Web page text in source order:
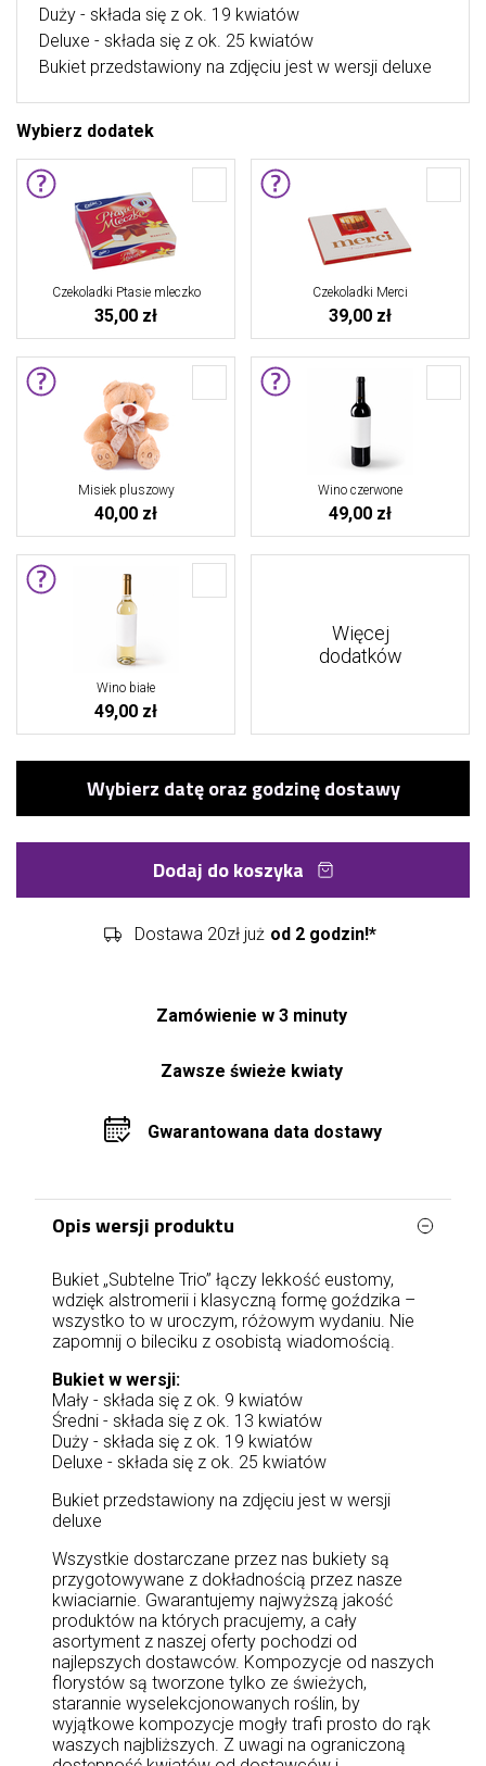
Duży - składa się z ok. 19 kwiatów
Deluxe - składa się z ok. 25 kwiatów
Bukiet przedstawiony na zdjęciu jest w wersji deluxe
Wybierz dodatek
Czekoladki Ptasie mleczko
35,00 zł
Czekoladki Merci
39,00 zł
Misiek pluszowy
40,00 zł
Wino czerwone
49,00 zł
Wino białe
49,00 zł
Więcej
dodatków
Dodaj do koszyka
Dostawa 20zł już od 2 godzin!*
Zamówienie w 3 minuty
Zawsze świeże kwiaty
Gwarantowana data dostawy
Opis wersji produktu
Bukiet „Subtelne Trio” łączy lekkość eustomy,
wdzięk alstromerii i klasyczną formę goździka –
wszystko to w uroczym, różowym wydaniu. Nie
zapomnij o bileciku z osobistą wiadomością.
Bukiet w wersji:
Mały - składa się z ok. 9 kwiatów
Średni - składa się z ok. 13 kwiatów
Duży - składa się z ok. 19 kwiatów
Deluxe - składa się z ok. 25 kwiatów
Bukiet przedstawiony na zdjęciu jest w wersji
deluxe
Wszystkie dostarczane przez nas bukiety są
przygotowywane z dokładnością przez nasze
kwiaciarnie. Gwarantujemy najwyższą jakość
produktów na których pracujemy, a cały
asortyment z naszej oferty pochodzi od
najlepszych dostawców. Kompozycje od naszych
florystów są tworzone tylko ze świeżych,
starannie wyselekcjonowanych roślin, by
wyjątkowe kompozycje mogły trafi prosto do rąk
waszych najbliższych. Z uwagi na ograniczoną